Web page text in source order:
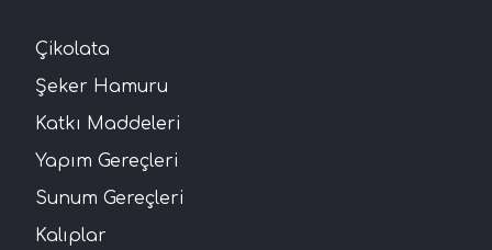
Çikolata
Şeker Hamuru
Katkı Maddeleri
Yapım Gereçleri
Sunum Gereçleri
Kalıplar